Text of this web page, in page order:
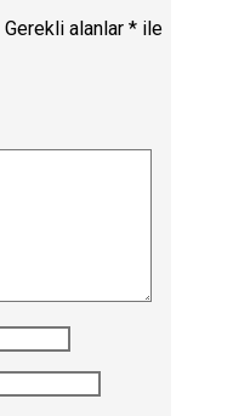
Gerekli alanlar * ile